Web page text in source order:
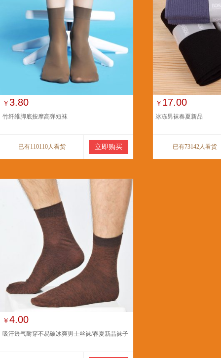
￥3.80
竹纤维脚底按摩高弹短袜
已有110110人看货 立即购买
￥ 17.00
冰冻男袜春夏新品
已有73142人看货
￥4.00
吸汗透气耐穿不易破冰爽男士丝袜/春夏新品袜子